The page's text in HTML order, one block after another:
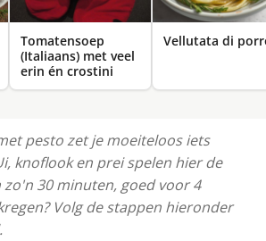
Tomatensoep
(Italiaans) met veel
erin én crostini
Vellutata di
pesto zet je moeiteloos iets
knoflook en prei spelen hier de
30 minuten, goed voor 4
Volg de stappen hieronder